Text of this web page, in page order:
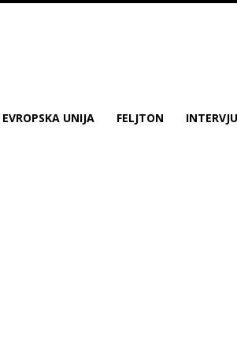
EVROPSKA UNIJA FELJTON INTERVJU